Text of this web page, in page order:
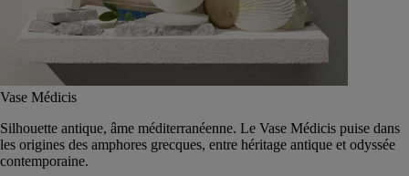
Vase Médicis
Silhouette antique, âme méditerranéenne. Le Vase Médicis puise dans
les origines des amphores grecques, entre héritage antique et odyssée
contemporaine.